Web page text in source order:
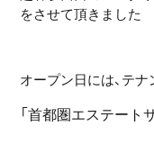
をさせて頂きました
オープン日には、テ
「首都圏エステート